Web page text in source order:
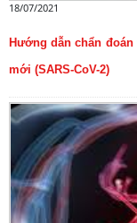
18/07/2021
Hướng dẫn chẩn
mới (SARS-CoV-2)